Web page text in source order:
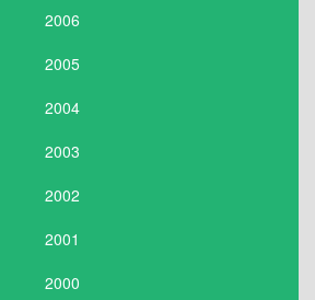
2006
2005
2004
2003
2002
2001
2000